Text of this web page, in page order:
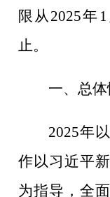
限从 2025年 1
止。
一、总
2025年
作以习近平
为指导，全